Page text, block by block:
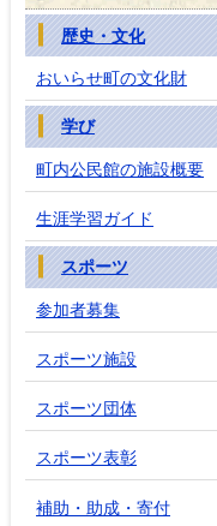
歴史・文化
おいらせ町の文化財
学び
町内公民館の施設概要
生涯学習ガイド
スポーツ
参加者募集
スポーツ施設
スポーツ団体
スポーツ表彰
補助・助成・寄付